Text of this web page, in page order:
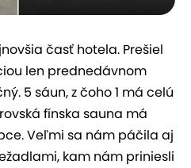
časť hotela. Prešiel
len prednedávnom
5 sáun, z čoho 1 má celú
fínska sauna má
Veľmi sa nám páčila aj
kam nám priniesli